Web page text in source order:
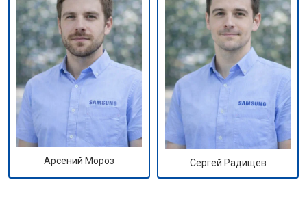
Арсений Мороз Сергей Радищев